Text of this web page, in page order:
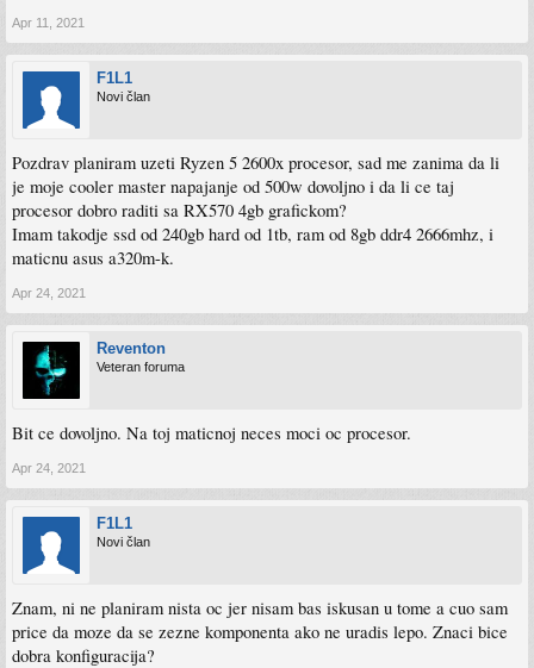
Apr 11, 2021
F1L1
Novi član
Pozdrav planiram uzeti Ryzen 5 2600x procesor, sad me zanima da li
je moje cooler master napajanje od 500w dovoljno i da li ce taj
procesor dobro raditi sa RX570 4gb grafickom?
Imam takodje ssd od 240gb hard od 1tb, ram od 8gb ddr4 2666mhz, i
maticnu asus a320m-k.
Apr 24, 2021
Reventon
Veteran foruma
Bit ce dovoljno. Na toj maticnoj neces moci oc procesor.
Apr 24, 2021
F1L1
Novi član
Znam, ni ne planiram nista oc jer nisam bas iskusan u tome a cuo sam
price da moze da se zezne komponenta ako ne uradis lepo. Znaci bice
dobra konfiguracija?